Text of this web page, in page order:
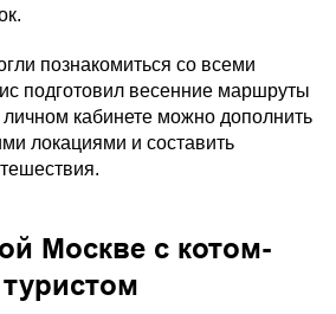
познакомиться со всеми
подготовил весенние маршруты
кабинете можно дополнить
локациями и составить
Москве с котом-
туристом